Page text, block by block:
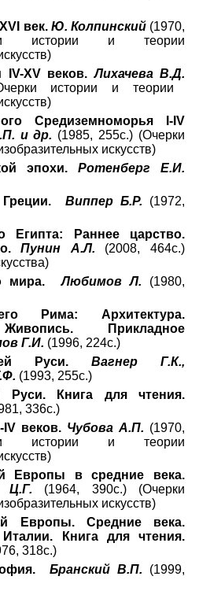
век. Ю. Колпинский(1970,
истории и теории
IV-XV веков.Лихачева В.Д.
истории и теории
Средиземноморья I-IV
и др. (1985, 255с.) (Очерки
искусств)
эпохи. Ротенберг Е.И.
Виппер Б.Р. (1972,
Египта: Раннее царство.
Пунин А.Л. (2008, 464с.)
мира.Любимов Л. (1980,
Рима: Архитектура.
Прикладное
Г.И. (1996, 224с.)
Руси. Вагнер Г.К.,
(1993, 255с.)
Руси. Книга для чтения.
336с.)
веков. Чубова А.П. (1970,
истории и теории
Европы в средние века.
Ц.Г. (1964, 390с.) (Очерки
искусств)
Европы. Средние века.
Книга для чтения.
318с.)
Бранский В.П. (1999,